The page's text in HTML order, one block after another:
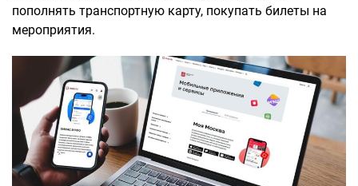
пополнять транспортную карту, покупать билеты на
мероприятия.